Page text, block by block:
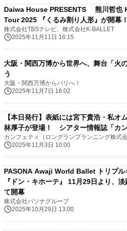
Daiwa House PRESENTS 熊川哲也
Tour 2025 『くるみ割り人形』が開幕！
株式会社TBSテレビ、株式会社K-BALLET
2025年11月11日 16:15
大阪・関西万博から世界へ、舞台「火
う
大阪・関西万博からパリへ！
2025年11月7日 16:02
【本日発行】表紙には宮下貴浩・私
林厚子が登場！ シアター情報誌「カ
カンフェティ（ロングランプランニング株式会
2025年11月3日 10:00
PASONA Awaji World Ballet トリプル
『ドン・キホーテ』 11月29日より、
て開幕
株式会社パソナグループ
2025年10月29日 13:00